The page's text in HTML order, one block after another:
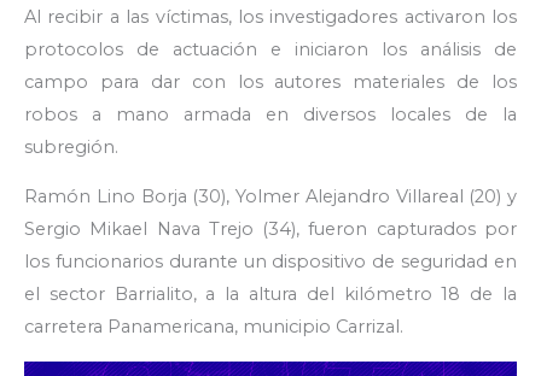
Al recibir a las víctimas, los investigadores activaron los
protocolos de actuación e iniciaron los análisis de
campo para dar con los autores materiales de los
robos a mano armada en diversos locales de la
subregión.
Ramón Lino Borja (30), Yolmer Alejandro Villareal (20) y
Sergio Mikael Nava Trejo (34), fueron capturados por
los funcionarios durante un dispositivo de seguridad en
el sector Barrialito, a la altura del kilómetro 18 de la
carretera Panamericana, municipio Carrizal.